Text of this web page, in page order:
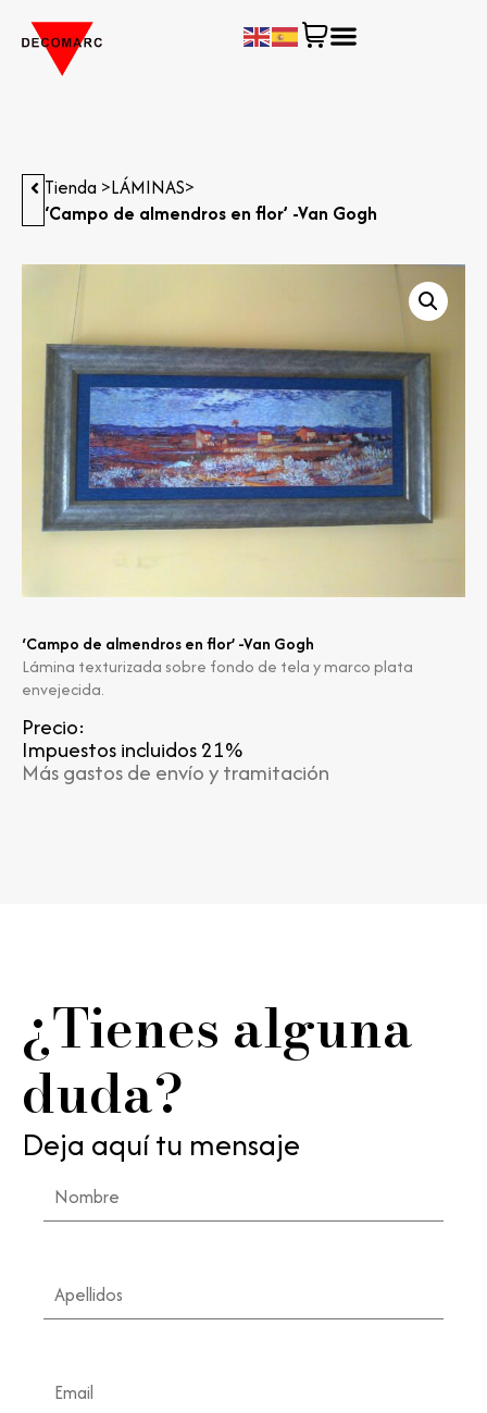
Tienda >LÁMINAS>
‘Campo de almendros en flor’ -Van Gogh
‘Campo de almendros en flor’ -Van Gogh
Lámina texturizada sobre fondo de tela y marco plata
envejecida.
Precio:
Impuestos incluidos 21%
Más gastos de envío y tramitación
¿Tienes alguna
duda?
Deja aquí tu mensaje
Nombre
Apellidos
Email